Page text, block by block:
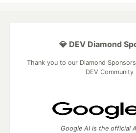
💎 DEV Diamond
Thank you to our Diamond
DEV Community
Google AI is the official